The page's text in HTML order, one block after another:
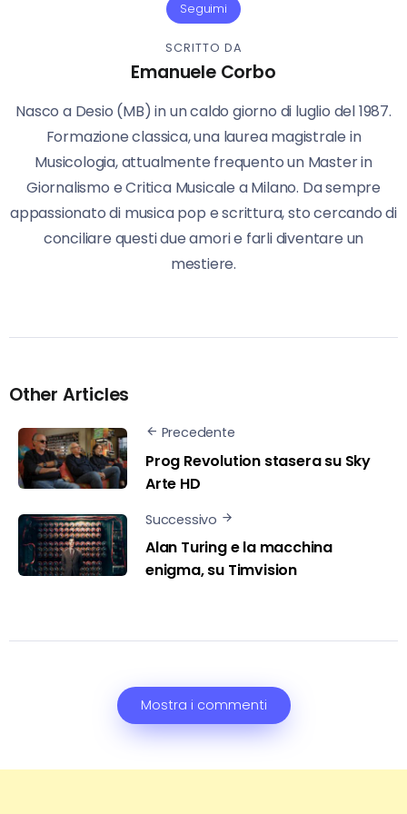
Seguimi
SCRITTO DA
Emanuele Corbo
Nasco a Desio (MB) in un caldo giorno di luglio del 1987.
Formazione classica, una laurea magistrale in
Musicologia, attualmente frequento un Master in
Giornalismo e Critica Musicale a Milano. Da sempre
appassionato di musica pop e scrittura, sto cercando di
conciliare questi due amori e farli diventare un
mestiere.
Other Articles
Precedente
Prog Revolution stasera su Sky
Arte HD
Successivo
Alan Turing e la macchina
enigma, su Timvision
Mostra i commenti